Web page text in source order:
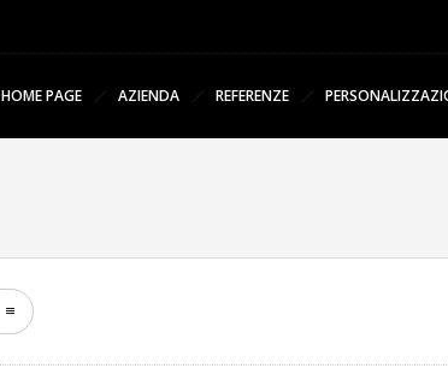
HOME PAGE AZIENDA REFERENZE